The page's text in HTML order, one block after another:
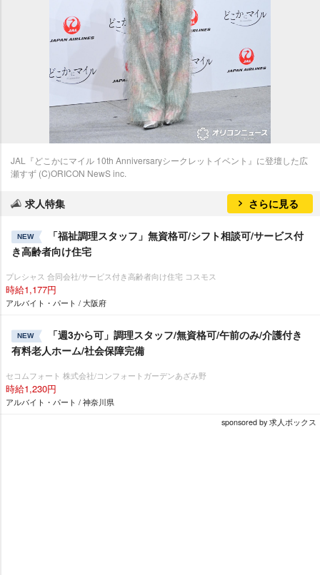
JAL『どこかにマイル 10th Anniversaryシークレットイベント』に登壇した広
瀬すず (C)ORICON NewS inc.
求人特集 さらに見る
NEW
「福祉調理スタッフ」無資格可/シフト相談可/サービス付
き高齢者向け住宅
プレシャス 合同会社/サービス付き高齢者向け住宅 コスモス
時給1,177円
アルバイト・パート / 大阪府
NEW
「週3から可」調理スタッフ/無資格可/午前のみ/介護付き
有料老人ホーム/社会保障完備
セコムフォート 株式会社/コンフォートガーデンあざみ野
時給1,230円
アルバイト・パート / 神奈川県
sponsored by 求人ボックス